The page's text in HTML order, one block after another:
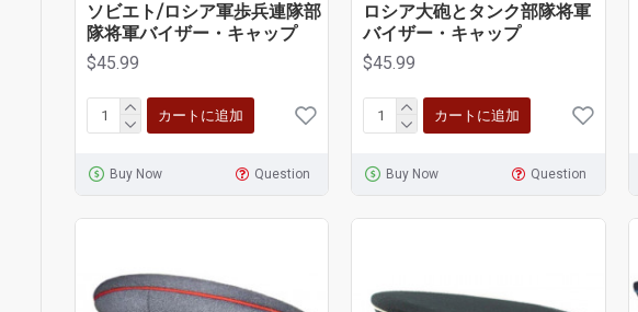
ソビエト/ロシア軍歩兵連隊部
隊将軍バイザー・キャップ
$45.99
カートに追加
Buy Now Question
ロシア大砲とタンク部隊将軍
バイザー・キャップ
$45.99
カートに追加
Buy Now Question